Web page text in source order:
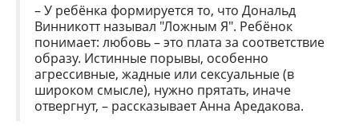
– У ребёнка формируется то, что Дональд
Винникотт называл "Ложным Я". Ребёнок
понимает: любовь – это плата за соответствие
образу. Истинные порывы, особенно
агрессивные, жадные или сексуальные (в
широком смысле), нужно прятать, иначе
отвергнут, – рассказывает Анна Аредакова.